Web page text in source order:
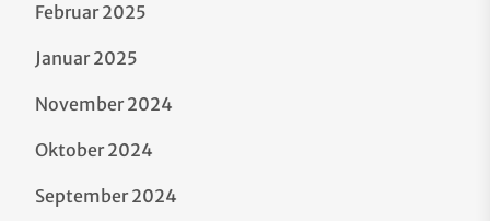
Februar 2025
Januar 2025
November 2024
Oktober 2024
September 2024